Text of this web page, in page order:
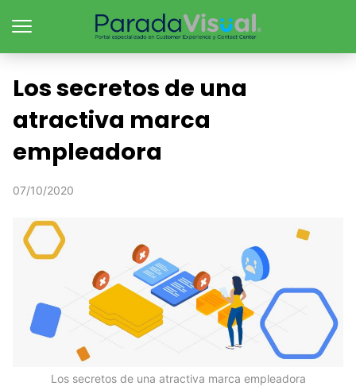
Los secretos de una
atractiva marca
empleadora
07/10/2020
Los secretos de una atractiva marca empleadora